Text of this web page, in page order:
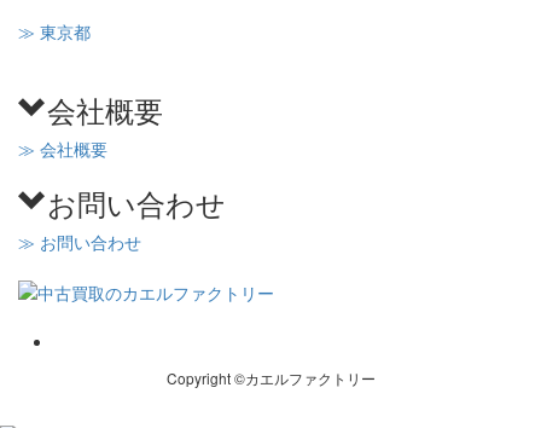
≫ 東京都
会社概要
≫ 会社概要
お問い合わせ
≫ お問い合わせ
Copyright ©カエルファクトリー